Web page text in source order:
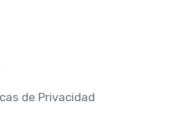
de Privacidad